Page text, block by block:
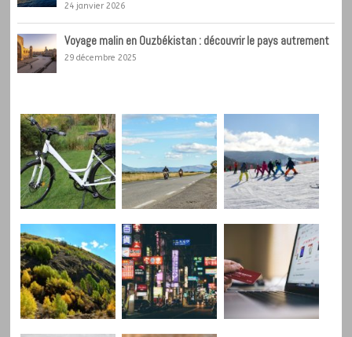
24 janvier 2026
Voyage malin en Ouzbékistan : découvrir le pays autrement
29 décembre 2025